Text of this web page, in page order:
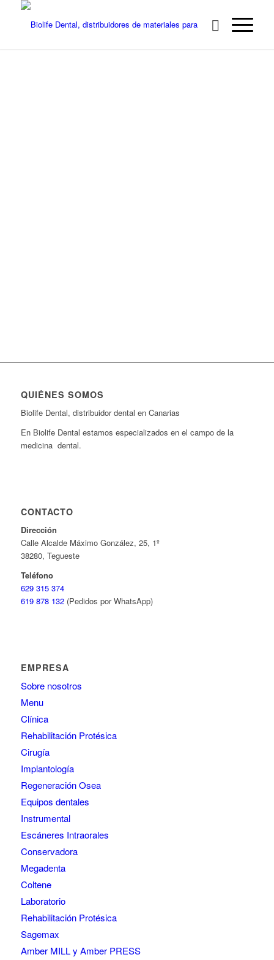
QUIÉNES SOMOS
Biolife Dental, distribuidor dental en Canarias
En Biolife Dental estamos especializados en el campo de la
medicina dental.
CONTACTO
Dirección
Calle Alcalde Máximo González, 25, 1º
38280, Tegueste
Teléfono
629 315 374
619 878 132(Pedidos por WhatsApp)
EMPRESA
Sobre nosotros
Menu
Clínica
Rehabilitación Protésica
Cirugía
Implantología
Regeneración Osea
Equipos dentales
Instrumental
Escáneres Intraorales
Conservadora
Megadenta
Coltene
Laboratorio
Rehabilitación Protésica
Sagemax
Amber MILL y Amber PRESS